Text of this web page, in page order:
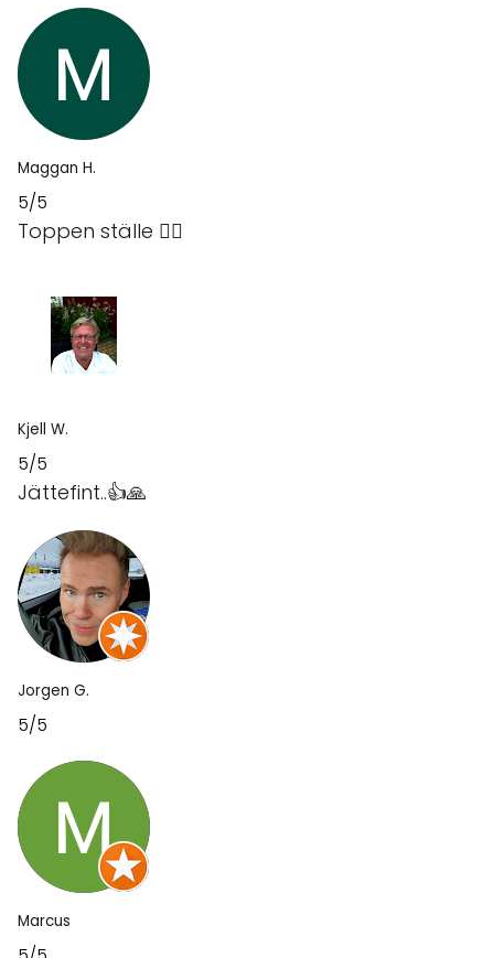
Maggan H.
5/5
Toppen ställe 👍🏼
Kjell W.
5/5
Jättefint..👍🙏
Jorgen G.
5/5
Marcus